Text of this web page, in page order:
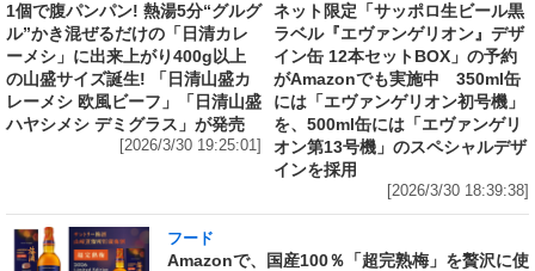
1個で腹パンパン! 熱湯5分“グルグ
ル”かき混ぜるだけの「日清カレ
ーメシ」に出来上がり400g以上
の山盛サイズ誕生! 「日清山盛カ
レーメシ 欧風ビーフ」「日清山盛
ハヤシメシ デミグラス」が発売
[2026/3/30 19:25:01]
ネット限定「サッポロ生ビール黒
ラベル『エヴァンゲリオン』デザ
イン缶 12本セットBOX」の予約
がAmazonでも実施中 350ml缶
には「エヴァンゲリオン初号機」
を、500ml缶には「エヴァンゲリ
オン第13号機」のスペシャルデザ
インを採用
[2026/3/30 18:39:38]
フード
Amazonで、国産100％「超完熟梅」を贅沢に使